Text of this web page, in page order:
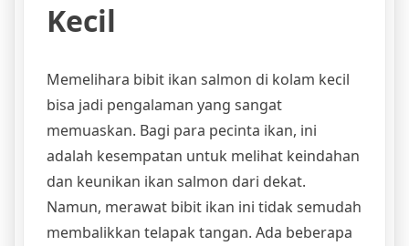
Kecil
Memelihara bibit ikan salmon di kolam kecil
bisa jadi pengalaman yang sangat
memuaskan. Bagi para pecinta ikan, ini
adalah kesempatan untuk melihat keindahan
dan keunikan ikan salmon dari dekat.
Namun, merawat bibit ikan ini tidak semudah
membalikkan telapak tangan. Ada beberapa